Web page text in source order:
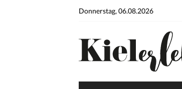
Donnerstag, 06.08.2026